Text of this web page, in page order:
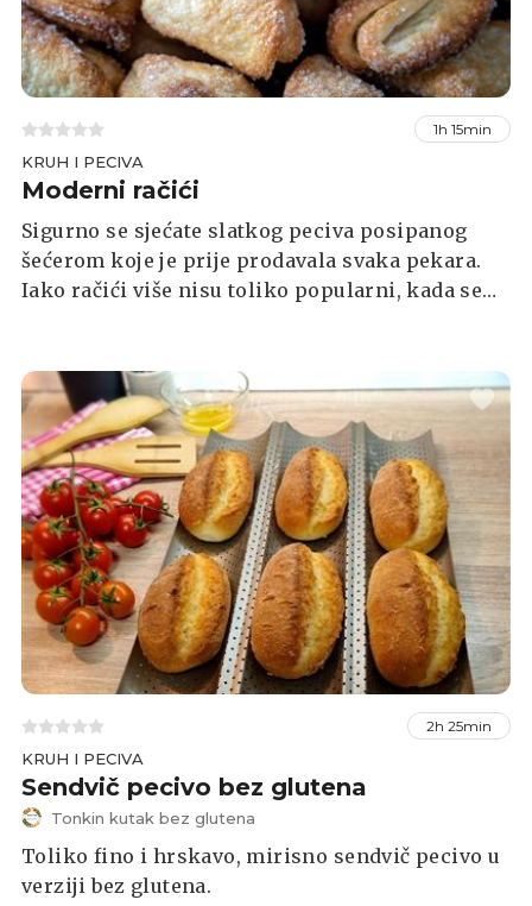
1h 15min
KRUH I PECIVA
Moderni račići
Sigurno se sjećate slatkog peciva posipanog
šećerom koje je prije prodavala svaka pekara.
Iako račići više nisu toliko popularni, kada se
2h 25min
KRUH I PECIVA
Sendvič pecivo bez glutena
Tonkin kutak bez glutena
Toliko fino i hrskavo, mirisno sendvič pecivo u
verziji bez glutena.